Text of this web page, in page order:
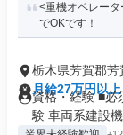
<重機オペレー
でOKです！
栃木県芳賀郡芳
月給27万円以上
資格・経験 ■必
験 車両系建設機